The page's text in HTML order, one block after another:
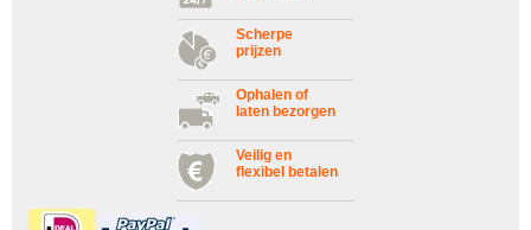
Scherpe
prijzen
Ophalen of
laten bezorgen
Veilig en
flexibel betalen